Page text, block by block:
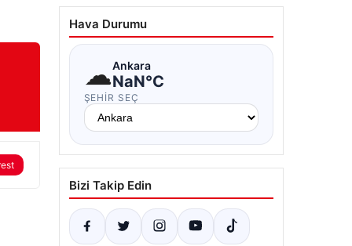
Hava Durumu
☁Ankara
NaN°C
ŞEHIR SEÇ
Bizi Takip Edin